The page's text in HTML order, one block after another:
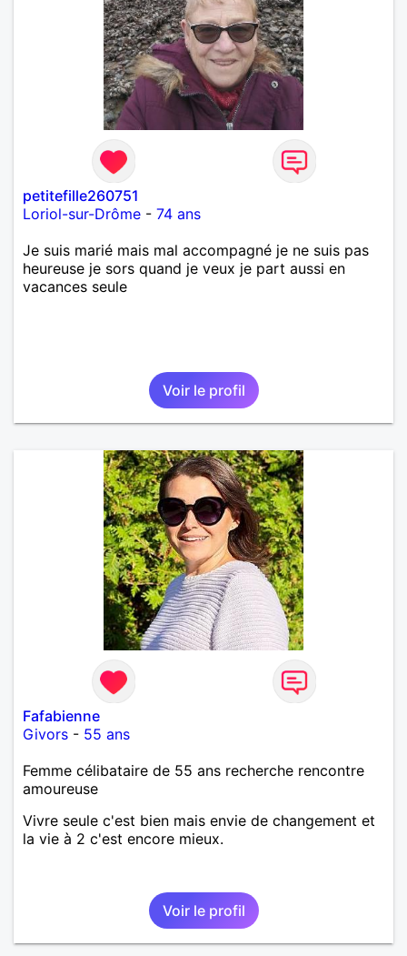
petitefille260751
Loriol-sur-Drôme - 74 ans
Je suis marié mais mal accompagné je ne suis pas
heureuse je sors quand je veux je part aussi en
vacances seule
Voir le profil
Fafabienne
Givors - 55 ans
Femme célibataire de 55 ans recherche rencontre
amoureuse
Vivre seule c'est bien mais envie de changement et
la vie à 2 c'est encore mieux.
Voir le profil